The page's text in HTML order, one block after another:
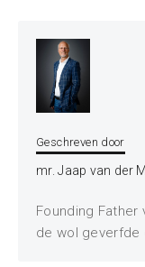
Geschreven door
mr. Jaap van der
Founding Father
de wol geverfde